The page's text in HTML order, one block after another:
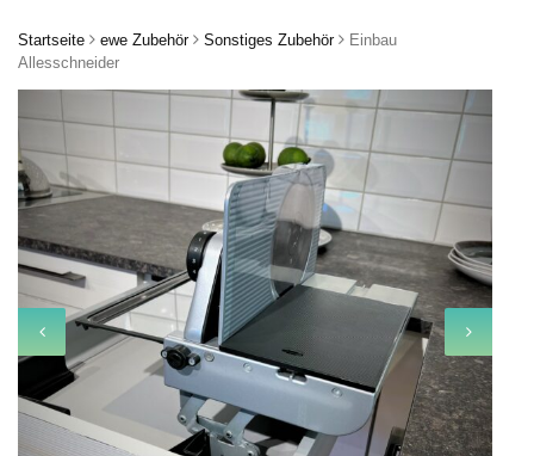
Startseite ewe Zubehör Sonstiges Zubehör
Einbau
Allesschneider